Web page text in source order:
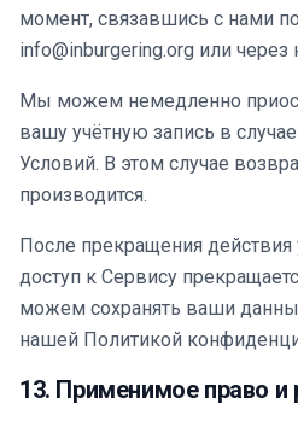
момент, связавшись с нами
info@inburgering.org или через
Мы можем немедленно
вашу учётную запись в
Условий. В этом случае
производится.
После прекращения действия
доступ к Сервису
можем сохранять ваши
нашей Политикой
13. Применимое право и